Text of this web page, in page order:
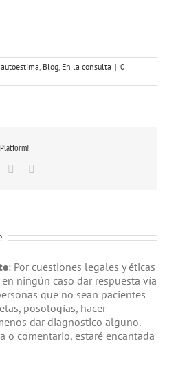
autoestima, Blog, En la consulta | 0
Pinterest
: Por cuestiones legales y éticas
ningún caso dar respuesta vía
que no sean pacientes
posologías, hacer
dar diagnostico alguno.
o comentario, estaré encantada